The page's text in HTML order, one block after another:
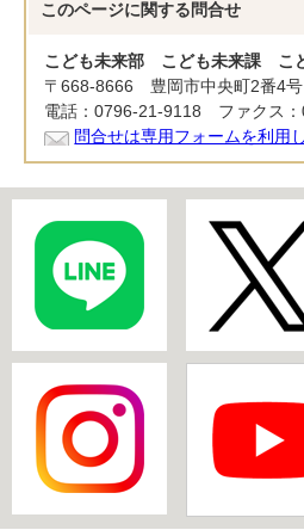
このページに関する 問合せ
こども未来部 こども未来課 こ
〒668-8666 豊岡市中央町2番4号
電話：0796-21-9118 ファクス
問合せは専用フォームを利用